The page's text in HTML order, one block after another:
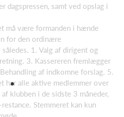
dagspressen, samt ved opslag i
må være formanden i hænde
for den ordinære
1. Valg af dirigent og
3. Kassereren fremlægger
af indkomne forslag. 5.
har alle aktive medlemmer over
klubben i de sidste 3 måneder,
Stemmeret kan kun